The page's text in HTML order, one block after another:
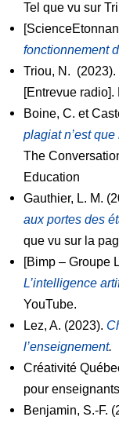
Tel que vu sur
fonctionnement
Triou, N. (2023).
[Entrevue
Boine, C. et
plagiat n’est
The
Education
Gauthier, L. M.
aux portes des
que vu sur la
[Bimp – Groupe
L’intelligence
YouTube.
Lez, A. (2023).
l’enseignement.
Créativité
pour
Benjamin, S.-F.